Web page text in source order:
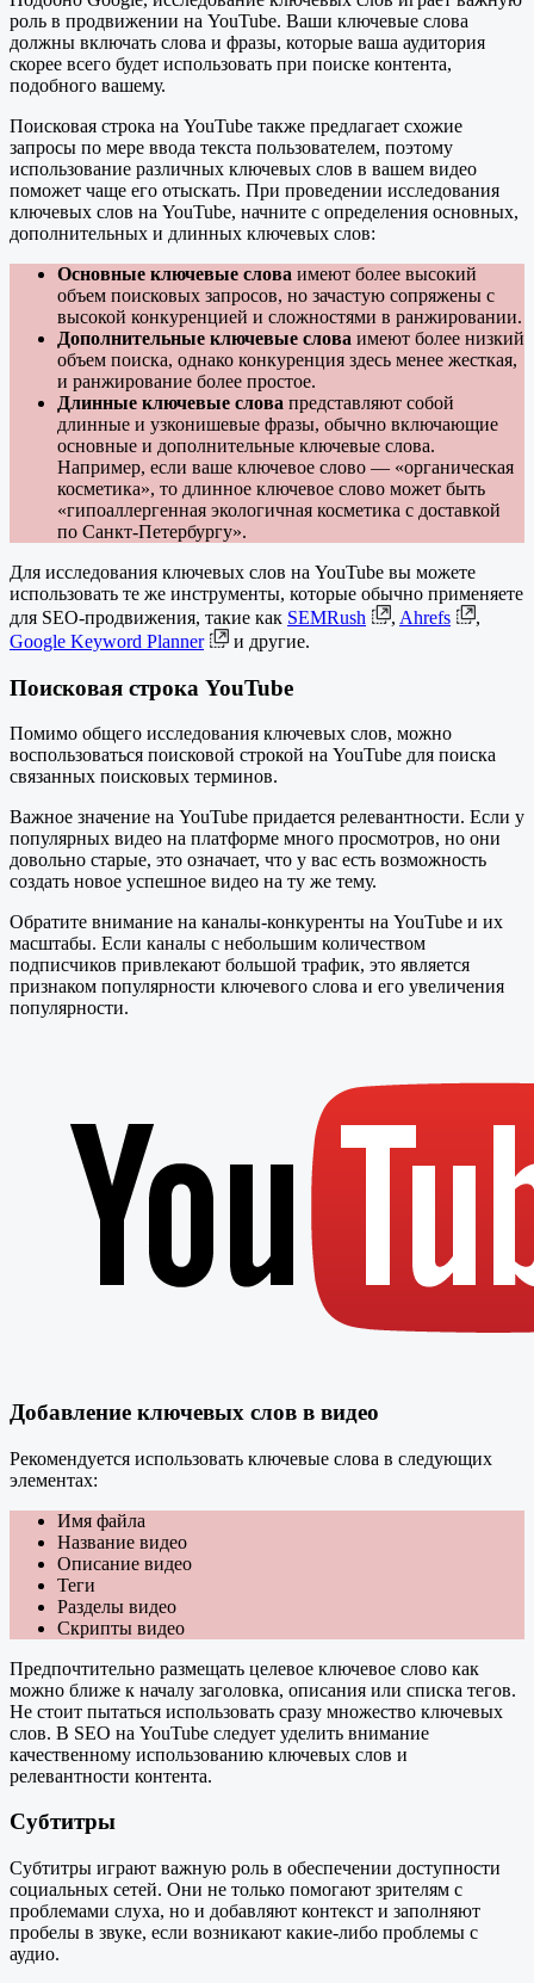
роль в продвижении на YouTube. Ваши ключевые слова
должны включать слова и фразы, которые ваша аудитория
скорее всего будет использовать при поиске контента,
подобного вашему.
Поисковая строка на YouTube также предлагает схожие
запросы по мере ввода текста пользователем, поэтому
использование различных ключевых слов в вашем видео
поможет чаще его отыскать. При проведении исследования
ключевых слов на YouTube, начните с определения основных,
дополнительных и длинных ключевых слов:
Основные ключевые слова имеют более высокий
объем поисковых запросов, но зачастую сопряжены с
высокой конкуренцией и сложностями в ранжировании.
Дополнительные ключевые слова имеют более низкий
объем поиска, однако конкуренция здесь менее жесткая,
и ранжирование более простое.
Длинные ключевые слова представляют собой
длинные и узконишевые фразы, обычно включающие
основные и дополнительные ключевые слова.
Например, если ваше ключевое слово — «органическая
косметика», то длинное ключевое слово может быть
«гипоаллергенная экологичная косметика с доставкой
по Санкт-Петербургу».
Для исследования ключевых слов на YouTube вы можете
использовать те же инструменты, которые обычно применяете
для SEO-продвижения, такие как SEMRush , Ahrefs
,
Google Keyword Planner
и другие.
Поисковая строка YouTube
Помимо общего исследования ключевых слов, можно
воспользоваться поисковой строкой на YouTube для поиска
связанных поисковых терминов.
Важное значение на YouTube придается релевантности. Если у
популярных видео на платформе много просмотров, но они
довольно старые, это означает, что у вас есть возможность
создать новое успешное видео на ту же тему.
Обратите внимание на каналы-конкуренты на YouTube и их
масштабы. Если каналы с небольшим количеством
подписчиков привлекают большой трафик, это является
признаком популярности ключевого слова и его увеличения
популярности.
Добавление ключевых слов в видео
Рекомендуется использовать ключевые слова в следующих
элементах:
Имя файла
Название видео
Описание видео
Теги
Разделы видео
Скрипты видео
Предпочтительно размещать целевое ключевое слово как
можно ближе к началу заголовка, описания или списка тегов.
Не стоит пытаться использовать сразу множество ключевых
слов. В SEO на YouTube следует уделить внимание
качественному использованию ключевых слов и
релевантности контента.
Субтитры
Субтитры играют важную роль в обеспечении доступности
социальных сетей. Они не только помогают зрителям с
проблемами слуха, но и добавляют контекст и заполняют
пробелы в звуке, если возникают какие-либо проблемы с
аудио.